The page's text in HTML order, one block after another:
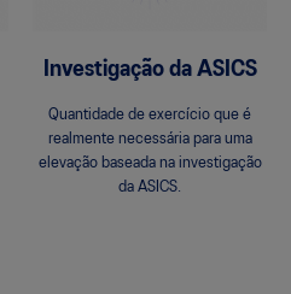
Investigação da ASICS
Quantidade de exercício que é
realmente necessária para uma
elevação baseada na investigação
da ASICS.